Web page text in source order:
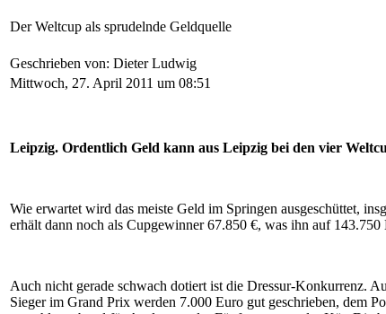
Der Weltcup als sprudelnde Geldquelle
Geschrieben von: Dieter Ludwig
Mittwoch, 27. April 2011 um 08:51
Leipzig. Ordentlich Geld kann aus Leipzig bei den vier
Wie erwartet wird das meiste Geld im Springen ausgeschüttet,
erhält dann noch als Cupgewinner 67.850 €, was ihn auf
Auch nicht gerade schwach dotiert ist die Dressur-Konkurrenz.
Sieger im Grand Prix werden 7.000 Euro gut geschrieben, dem